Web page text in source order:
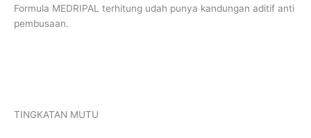
Formula MEDRIPAL terhitung udah punya kandungan aditif anti
pembusaan.
TINGKATAN MUTU